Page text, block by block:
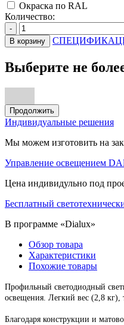
Окраска по RAL
Количество:
-
В корзину
Выберите не
Продолжить
Индивидуальные решения
Мы можем изготовить на
Управление освещением
Цена индивидульно под
Бесплатный
В программе «Dialux»
Обзор товара
Характеристики
Похожие товары
Профильный светодиодный
освещения. Легкий вес (2,8
Благодаря конструкции и